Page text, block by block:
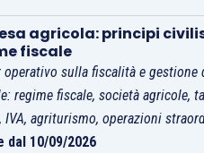
agricola: principi
fiscale
operativo sulla fiscalità e gestione
regime fiscale, società agricole,
IVA, agriturismo, operazioni
dal 10/09/2026